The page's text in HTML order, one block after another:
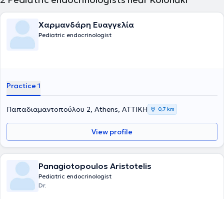
Χαρμανδάρη Ευαγγελία
Pediatric endocrinologist
Practice 1
Παπαδιαμαντοπούλου 2, Athens, ΑΤΤΙΚΗ 0,7 km
View profile
Panagiotopoulos Aristotelis
Pediatric endocrinologist
Dr.